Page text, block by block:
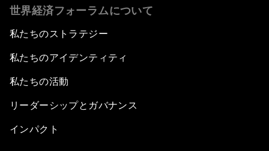
世界経済フォーラムについて
私たちのストラテジー
私たちのアイデンティティ
私たちの活動
リーダーシップとガバナンス
インパクト